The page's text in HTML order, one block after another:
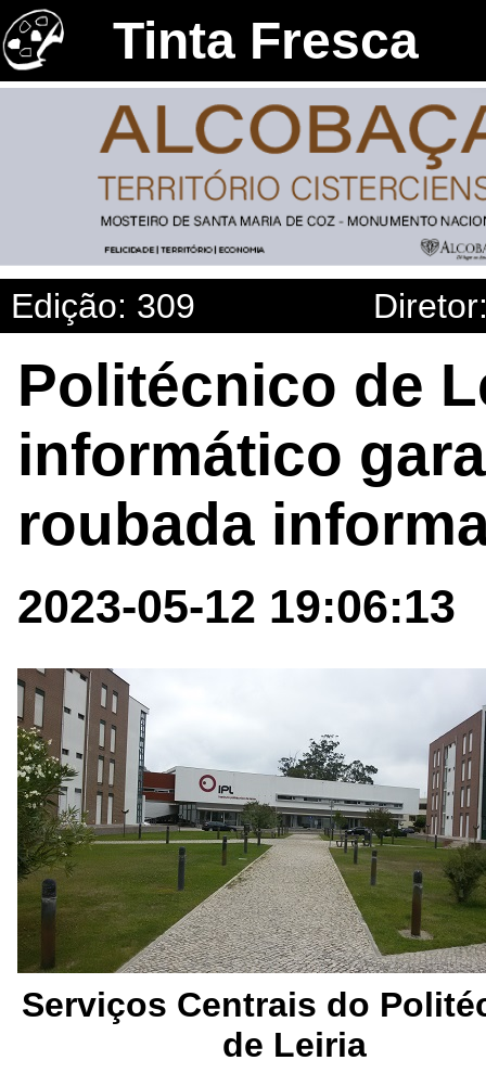
Tinta Fresca
Edição: 309
Politécnico de
informático
roubada
2023-05-12 19:06:13
Serviços Centrais do
de Leiria